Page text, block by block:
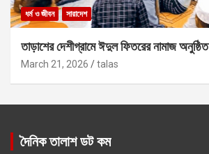
ধর্ম ও জীবন সারাদেশ
তাড়াশের দেশীগ্রামে ঈদুল ফিতরের নামাজ অনুষ্ঠিত
March 21, 2026 talas
দৈনিক তালাশ ডট কম